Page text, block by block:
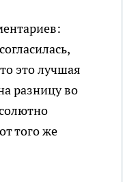
это лучшая
разницу во
того же